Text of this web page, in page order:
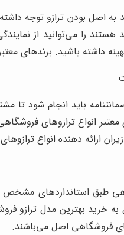
به اصل بودن ترازو توجه
را می‌توانید از
داشته باشید. برندهای
باید انجام شود تا
معتبر انواع ترازوهای
ارائه دهنده انواع
استانداردهای مشخص
خرید بهترین مدل ترازو
فروشگاهی اصل می‌باشند.